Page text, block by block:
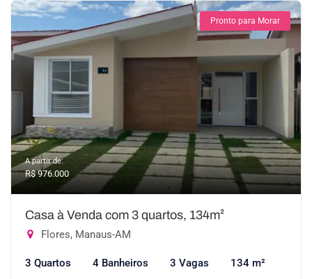
Pronto para Morar
A partir de:
R$ 976.000
Casa à Venda com 3 quartos, 134m²
Flores, Manaus-AM
3 Quartos 4 Banheiros 3 Vagas 134 m²